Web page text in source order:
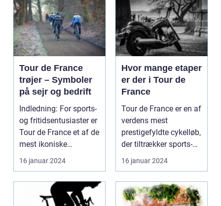
Tour de France
trøjer – Symboler
på sejr og bedrift
Indledning: For sports-
og fritidsentusiaster er
Tour de France et af de
mest ikoniske
begivenheder ...
16 januar 2024
Hvor mange etaper
er der i Tour de
France
Tour de France er en af
verdens mest
prestigefyldte cykelløb,
der tiltrækker sports-
og fritidsentus...
16 januar 2024